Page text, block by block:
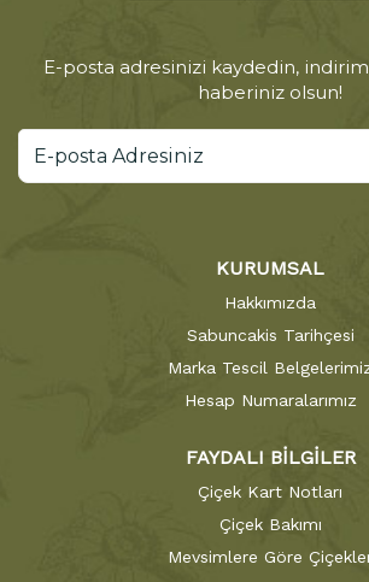
E-posta adresinizi kaydedin,
haberiniz olsun!
KURUMSAL
Hakkımızda
Sabuncakis Tarihçesi
Marka Tescil
Hesap Numaralarımız
FAYDALI BİLGİLER
Çiçek Kart Notları
Çiçek Bakımı
Mevsimlere Göre